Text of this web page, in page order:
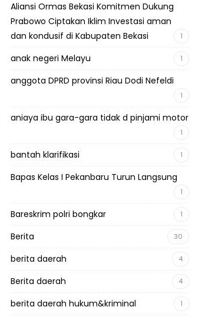
Aliansi Ormas Bekasi Komitmen Dukung
Prabowo Ciptakan Iklim Investasi aman
dan kondusif di Kabupaten Bekasi
1
anak negeri Melayu 1
anggota DPRD provinsi Riau Dodi Nefeldi
1
aniaya ibu gara-gara tidak d pinjami motor
1
bantah klarifikasi 1
Bapas Kelas I Pekanbaru Turun Langsung
1
Bareskrim polri bongkar 1
Berita 30
berita daerah 4
Berita daerah 4
berita daerah hukum&kriminal 1